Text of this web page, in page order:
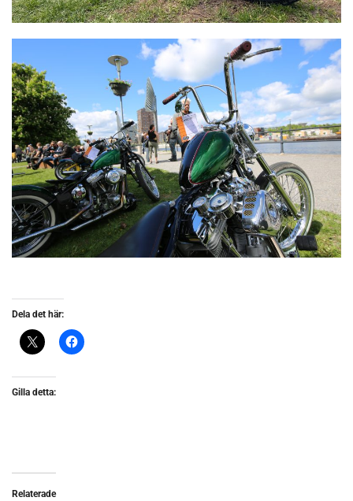
Dela det här:
Gilla detta:
Relaterade